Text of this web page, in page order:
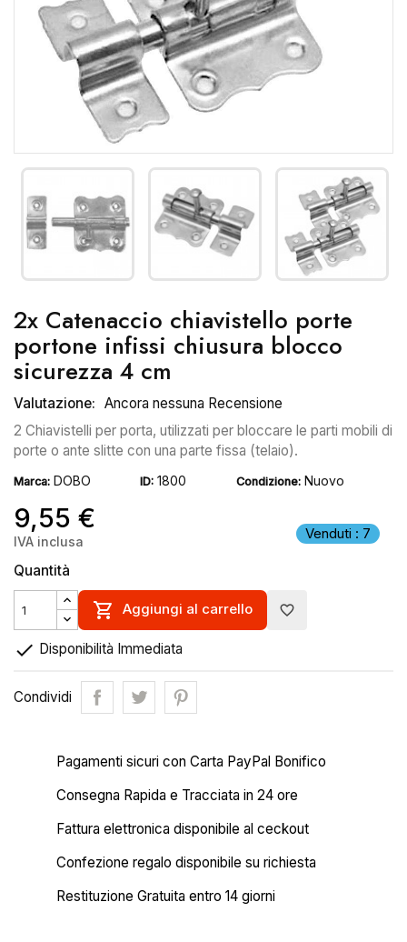
2x Catenaccio chiavistello porte
portone infissi chiusura blocco
sicurezza 4 cm
Valutazione: Ancora nessuna Recensione
2 Chiavistelli per porta, utilizzati per bloccare le parti mobili di
porte o ante slitte con una parte fissa (telaio).
Marca: DOBO ID: 1800 Condizione: Nuovo
9,55 € Venduti : 7
IVA inclusa
Quantità
 Aggiungi al carrello favorite_border
 Disponibilità Immediata
Condividi
Pagamenti sicuri con Carta PayPal Bonifico
Consegna Rapida e Tracciata in 24 ore
Fattura elettronica disponibile al ceckout
Confezione regalo disponibile su richiesta
Restituzione Gratuita entro 14 giorni